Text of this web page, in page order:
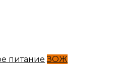
питание ЗОЖ